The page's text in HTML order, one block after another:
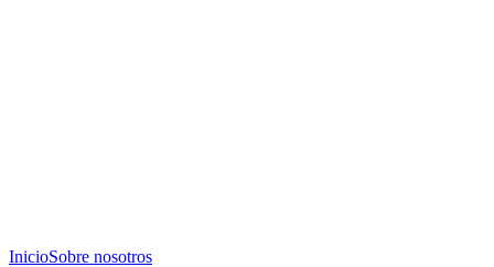
InicioSobre nosotros